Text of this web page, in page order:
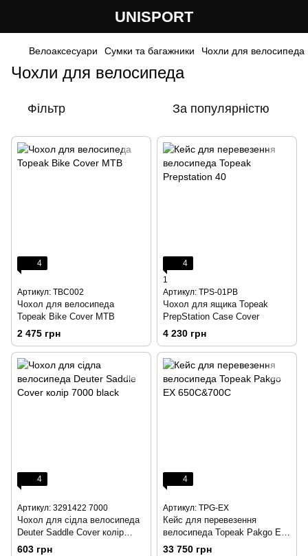
UNISPORT
Велоаксесуари Сумки та багажники Чохли для велосипеда
Чохли для велосипеда
Фільтр За популярністю
4
Артикул: TBC002
Чохол для велосипеда
Topeak Bike Cover MTB
2 475 грн
4
1
Артикул: TPS-01PB
Чохол для ящика Topeak
PrepStation Case Cover
4 230 грн
4
Артикул: 3291422 7000
Чохол для сідла велосипеда
Deuter Saddle Cover колір
7000 black
603 грн
4
Артикул: TPG-EX
Кейс для перевезення
велосипеда Topeak Pakgo EX
650С&700С
33 750 грн